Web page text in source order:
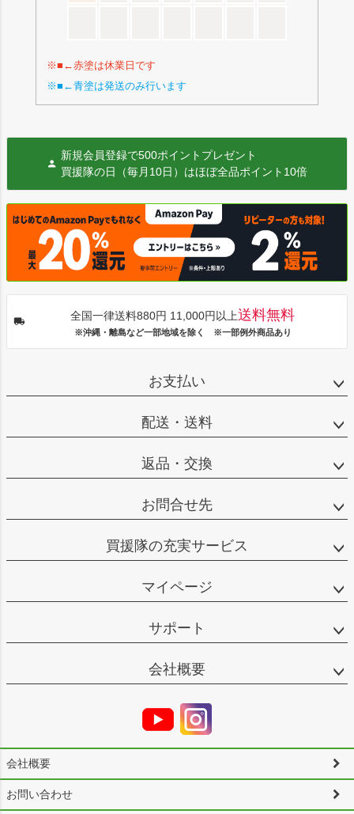
※■←赤塗は休業日です
※■←青塗は発送のみ行います
新規会員登録で500ポイントプレゼント
買援隊の日（毎月10日）はほぼ全品ポイント10倍
全国一律送料880円 11,000円以上送料無料
※沖縄・離島など一部地域を除く ※一部例外商品あり
お支払い
配送・送料
返品・交換
お問合せ先
買援隊の充実サービス
マイページ
サポート
会社概要
会社概要
お問い合わせ